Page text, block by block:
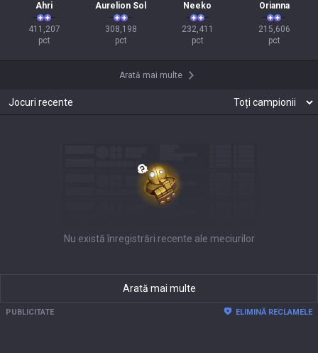
Ahri
411,207
pct
Aurelion Sol
308,198
pct
Neeko
232,411
pct
Orianna
215,606
pct
Arată mai multe
Jocuri recente
Nu există înregistrări recente ale meciurilor
Arată mai multe
PUBLICITATE ELIMINĂ RECLAMELE